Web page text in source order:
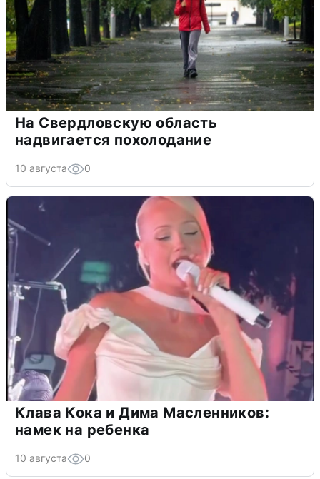
На Свердловскую область
надвигается похолодание
10 августа 0
Клава Кока и Дима Масленников:
намек на ребенка
10 августа 0